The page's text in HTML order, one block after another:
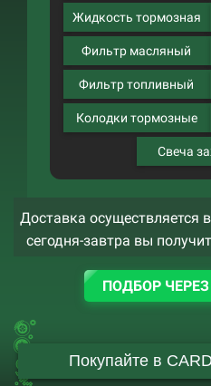
Жидкость тормозная
Фильтр масляный
Фильтр топливный
Колодки тормозные
Свеча
Доставка осуществляется
сегодня-завтра вы
ПОДБОР
Покупайте в